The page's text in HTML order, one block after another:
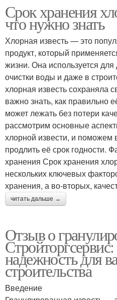
Срок хранения
что нужно знать
Хлорная известь — это
продукт, который
жизни. Она используется
очистки воды и даже в
хлорная известь сохраняла
важно знать, как правильно
может лежать без потери
рассмотрим основные
хлорной извести, и поможем
продлить её срок годности.
хранения Срок хранения
нескольких ключевых
хранения, а во-вторых,
читать дальше →
Отзыв о
надежность для
строительства
Введение